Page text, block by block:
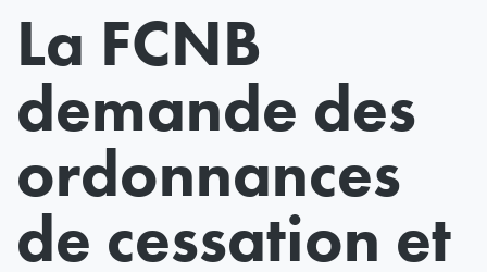
La FCNB
demande des
ordonnances
de cessation et